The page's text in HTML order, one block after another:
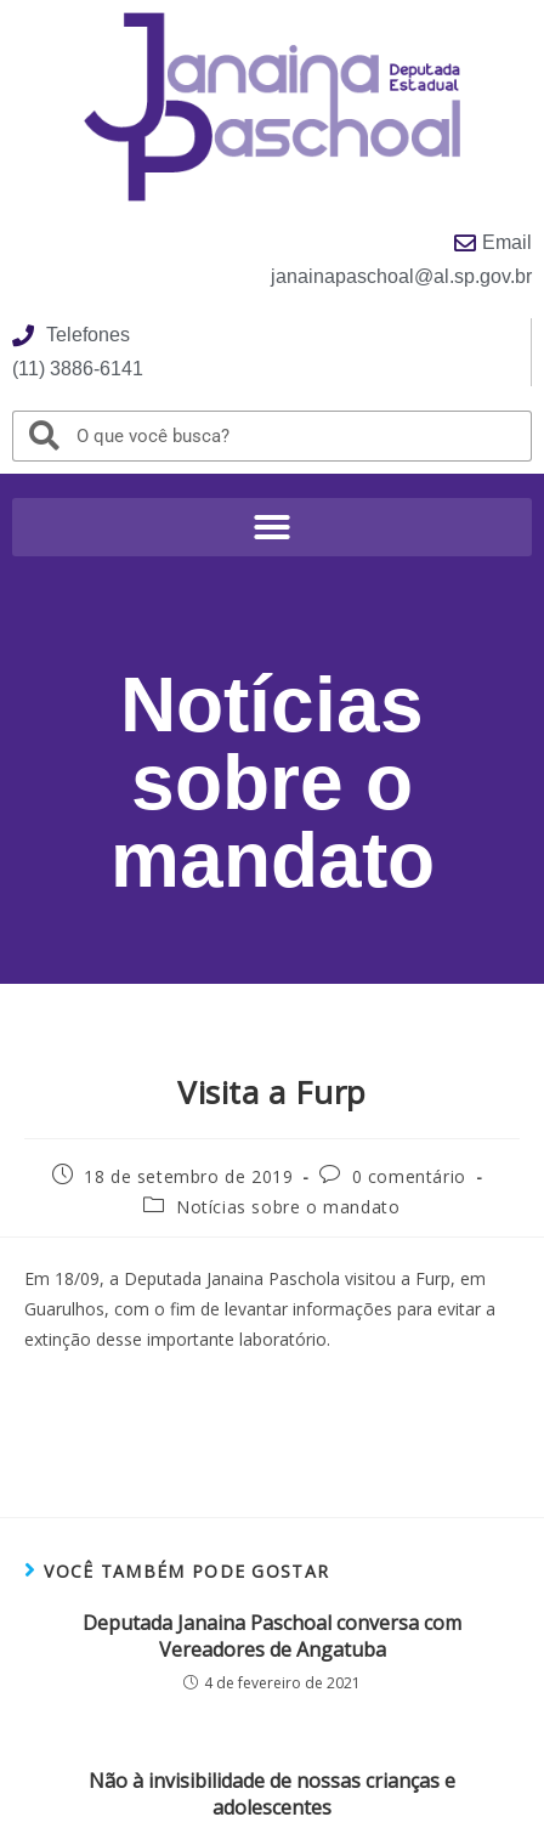
Email
janainapaschoal@al.sp.gov.br
Telefones
(11) 3886-6141
Notícias
sobre o
mandato
Visita a Furp
18 de setembro de 2019
0 comentário
Notícias sobre o mandato
Em 18/09, a Deputada Janaina Paschola visitou a Furp, em
Guarulhos, com o fim de levantar informações para evitar a
extinção desse importante laboratório.
VOCÊ TAMBÉM PODE GOSTAR
Deputada Janaina Paschoal conversa com
Vereadores de Angatuba
4 de fevereiro de 2021
Não à invisibilidade de nossas crianças e
adolescentes